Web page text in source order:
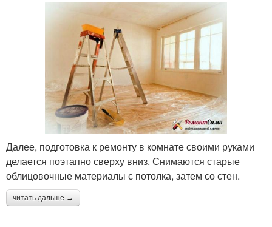
Далее, подготовка к ремонту в комнате своими руками
делается поэтапно сверху вниз. Снимаются старые
облицовочные материалы с потолка, затем со стен.
читать дальше →